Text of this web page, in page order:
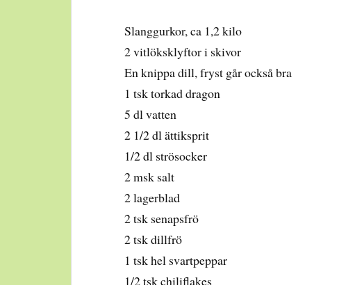
Slanggurkor, ca 1,2 kilo
2 vitlöksklyftor i skivor
En knippa dill, fryst går också bra
1 tsk torkad dragon
5 dl vatten
2 1/2 dl ättiksprit
1/2 dl strösocker
2 msk salt
2 lagerblad
2 tsk senapsfrö
2 tsk dillfrö
1 tsk hel svartpeppar
1/2 tsk chiliflakes